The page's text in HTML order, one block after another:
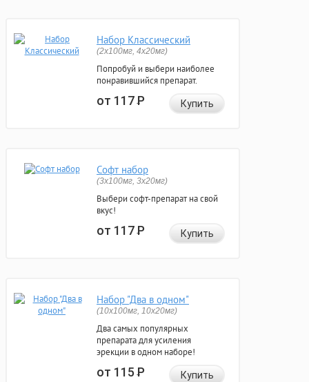
Набор Классический
(2x100мг, 4x20мг)
Попробуй и выбери наиболее
понравившийся препарат.
от 117Р Купить
Софт набор
(3x100мг, 3x20мг)
Выбери софт-препарат на свой
вкус!
от 117Р Купить
Набор "Два в одном"
(10x100мг, 10x20мг)
Два самых популярных
препарата для усиления
эрекции в одном наборе!
от 115Р Купить